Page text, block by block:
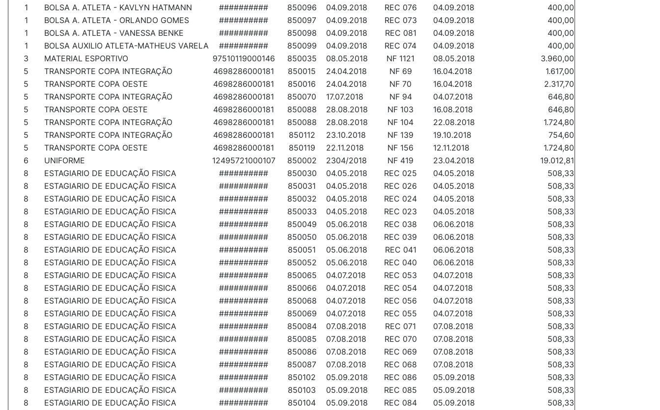
1
BOLSA A. ATLETA - KAVLYN HATMANN ########## 850096 04.09.2018 REC 076 04.09.2018
400,00
1
BOLSA A. ATLETA - ORLANDO GOMES ########## 850097 04.09.2018 REC 073 04.09.2018
400,00
1
BOLSA A. ATLETA - VANESSA BENKE ########## 850098 04.09.2018 REC 081 04.09.2018
400,00
1
BOLSA AUXILIO ATLETA-MATHEUS VARELA ########## 850099 04.09.2018 REC 074 04.09.2018
400,00
3
MATERIAL ESPORTIVO 97510119000146 850035 08.05.2018 NF 1121 08.05.2018
3.960,00
5
TRANSPORTE COPA INTEGRAÇÃO 4698286000181 850015 24.04.2018 NF 69 16.04.2018
1.617,00
5
TRANSPORTE COPA OESTE 4698286000181 850016 24.04.2018 NF 70 16.04.2018
2.317,70
5
TRANSPORTE COPA INTEGRAÇÃO 4698286000181 850070 17.07.2018 NF 94 04.07.2018
646,80
5
TRANSPORTE COPA OESTE 4698286000181 850088 28.08.2018 NF 103 16.08.2018
646,80
5
TRANSPORTE COPA INTEGRAÇÃO 4698286000181 850088 28.08.2018 NF 104 22.08.2018
1.724,80
5
TRANSPORTE COPA INTEGRAÇÃO 4698286000181 850112 23.10.2018 NF 139 19.10.2018
754,60
5
TRANSPORTE COPA OESTE 4698286000181 850119 22.11.2018 NF 156 12.11.2018
1.724,80
6
UNIFORME 12495721000107 850002 2304/2018 NF 419 23.04.2018
19.012,81
8
ESTAGIARIO DE EDUCAÇÃO FISICA ########## 850030 04.05.2018 REC 025 04.05.2018
508,33
8
ESTAGIARIO DE EDUCAÇÃO FISICA ########## 850031 04.05.2018 REC 026 04.05.2018
508,33
8
ESTAGIARIO DE EDUCAÇÃO FISICA ########## 850032 04.05.2018 REC 024 04.05.2018
508,33
8
ESTAGIARIO DE EDUCAÇÃO FISICA ########## 850033 04.05.2018 REC 023 04.05.2018
508,33
8
ESTAGIARIO DE EDUCAÇÃO FISICA ########## 850049 05.06.2018 REC 038 06.06.2018
508,33
8
ESTAGIARIO DE EDUCAÇÃO FISICA ########## 850050 05.06.2018 REC 039 06.06.2018
508,33
8
ESTAGIARIO DE EDUCAÇÃO FISICA ########## 850051 05.06.2018 REC 041 06.06.2018
508,33
8
ESTAGIARIO DE EDUCAÇÃO FISICA ########## 850052 05.06.2018 REC 040 06.06.2018
508,33
8
ESTAGIARIO DE EDUCAÇÃO FISICA ########## 850065 04.07.2018 REC 053 04.07.2018
508,33
8
ESTAGIARIO DE EDUCAÇÃO FISICA ########## 850066 04.07.2018 REC 054 04.07.2018
508,33
8
ESTAGIARIO DE EDUCAÇÃO FISICA ########## 850068 04.07.2018 REC 056 04.07.2018
508,33
8
ESTAGIARIO DE EDUCAÇÃO FISICA ########## 850069 04.07.2018 REC 055 04.07.2018
508,33
8
ESTAGIARIO DE EDUCAÇÃO FISICA ########## 850084 07.08.2018 REC 071 07.08.2018
508,33
8
ESTAGIARIO DE EDUCAÇÃO FISICA ########## 850085 07.08.2018 REC 070 07.08.2018
508,33
8
ESTAGIARIO DE EDUCAÇÃO FISICA ########## 850086 07.08.2018 REC 069 07.08.2018
508,33
8
ESTAGIARIO DE EDUCAÇÃO FISICA ########## 850087 07.08.2018 REC 068 07.08.2018
508,33
8
ESTAGIARIO DE EDUCAÇÃO FISICA ########## 850102 05.09.2018 REC 086 05.09.2018
508,33
8
ESTAGIARIO DE EDUCAÇÃO FISICA ########## 850103 05.09.2018 REC 085 05.09.2018
508,33
8
ESTAGIARIO DE EDUCAÇÃO FISICA ########## 850104 05.09.2018 REC 084 05.09.2018
508,33